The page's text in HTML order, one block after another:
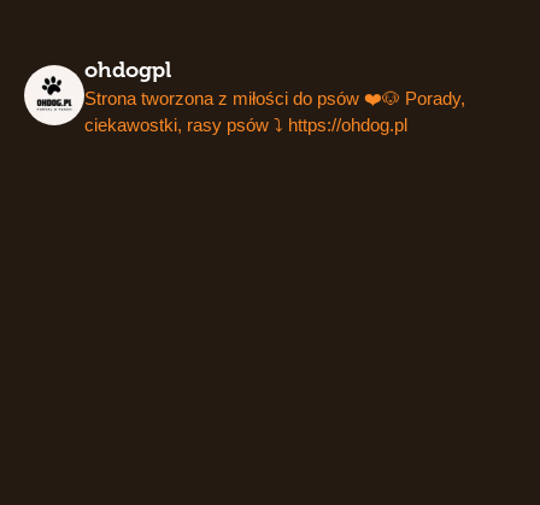
ohdogpl
Strona tworzona z miłości do psów ❤️🐶 Porady,
ciekawostki, rasy psów ⤵️ https://ohdog.pl